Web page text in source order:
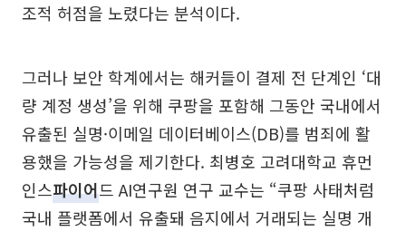
조적 허점을 노렸다는 분석이다.
그러나 보안 학계에서는 해커들이 결제 전 단계인 ‘대
량 계정 생성’을 위해 쿠팡을 포함해 그동안 국내에서
유출된 실명·이메일 데이터베이스(DB)를 범죄에 활
용했을 가능성을 제기한다. 최병호 고려대학교 휴먼
인스파이어드 AI연구원 연구 교수는 “쿠팡 사태처럼
국내 플랫폼에서 유출돼 음지에서 거래되는 실명 개